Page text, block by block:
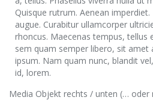
Quisque rutrum. Aenean
augue. Curabitur ullamcorper
rhoncus. Maecenas tempus, tellus
sem quam semper libero, sit amet
ipsum. Nam quam nunc, blandit
id, lorem.
Media Objekt rechts / unten (… oder